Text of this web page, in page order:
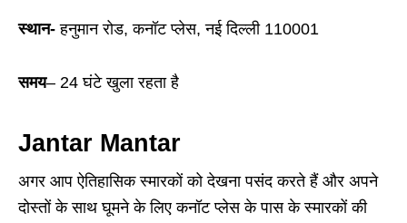
स्थान- हनुमान रोड, कनॉट प्लेस, नई दिल्ली 110001
समय– 24 घंटे खुला रहता है
Jantar Mantar
अगर आप ऐतिहासिक स्मारकों को देखना पसंद करते हैं और अपने
दोस्तों के साथ घूमने के लिए कनॉट प्लेस के पास के स्मारकों की